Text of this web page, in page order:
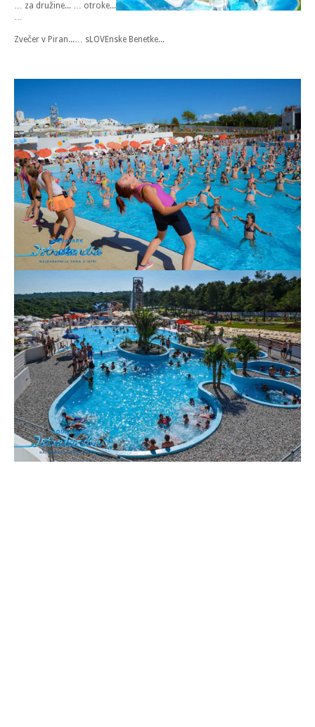
… za družine... … otroke...
…
Zvečer v Piran...… sLOVEnske Benetke...